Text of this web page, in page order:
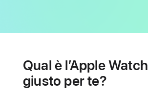
cardiaca
Qual è l’Apple Watch
giusto per te?